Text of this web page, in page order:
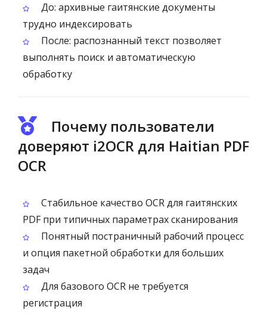
До: архивные гаитянские документы
трудно индексировать
После: распознанный текст позволяет
выполнять поиск и автоматическую
обработку
Почему пользователи
доверяют i2OCR для Haitian PDF
OCR
Стабильное качество OCR для гаитянских
PDF при типичных параметрах сканирования
Понятный постраничный рабочий процесс
и опция пакетной обработки для больших
задач
Для базового OCR не требуется
регистрация